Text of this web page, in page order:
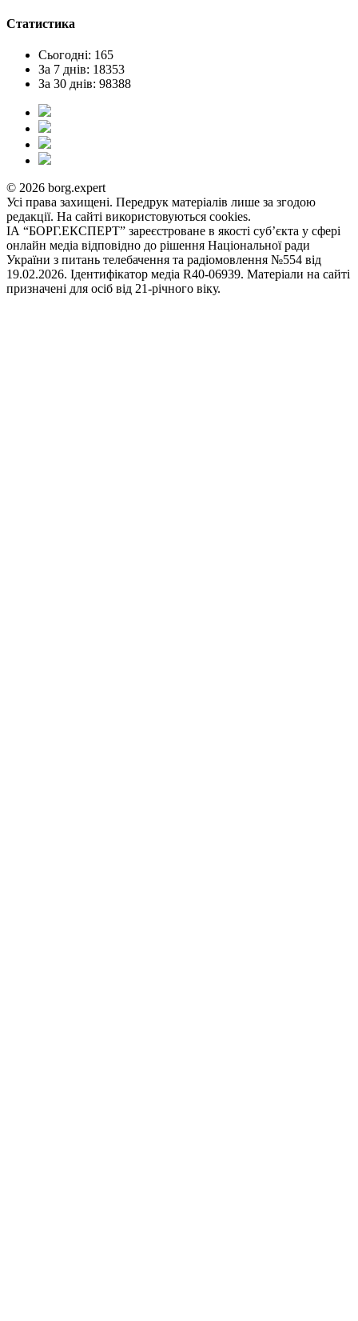
Статистика
Сьогодні: 165
За 7 днів: 18353
За 30 днів: 98388
© 2026 borg.expert
Усі права захищені. Передрук матеріалів лише за згодою
редакції. На сайті використовуються cookies.
ІА “БОРГ.ЕКСПЕРТ” зареєстроване в якості суб’єкта у сфері
онлайн медіа відповідно до рішення Національної ради
України з питань телебачення та радіомовлення №554 від
19.02.2026. Ідентифікатор медіа R40-06939. Матеріали на сайті
призначені для осіб від 21-річного віку.